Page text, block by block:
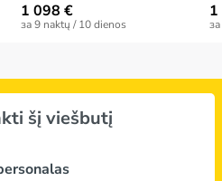
1 098 €
за 9 naktų / 10 dienos
šį viešbutį